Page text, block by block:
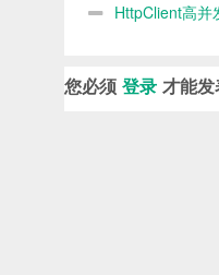
HttpClient高并
您必须 登录 才能发